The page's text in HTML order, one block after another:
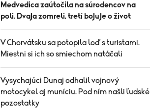
Medvedica zaútočila na súrodencov na
poli. Dvaja zomreli, tretí bojuje o život
V Chorvátsku sa potopila loď s turistami.
Miestni si ich so smiechom natáčali
Vysychajúci Dunaj odhalil vojnový
motocykel aj muníciu. Pod ním našli ľudské
pozostatky